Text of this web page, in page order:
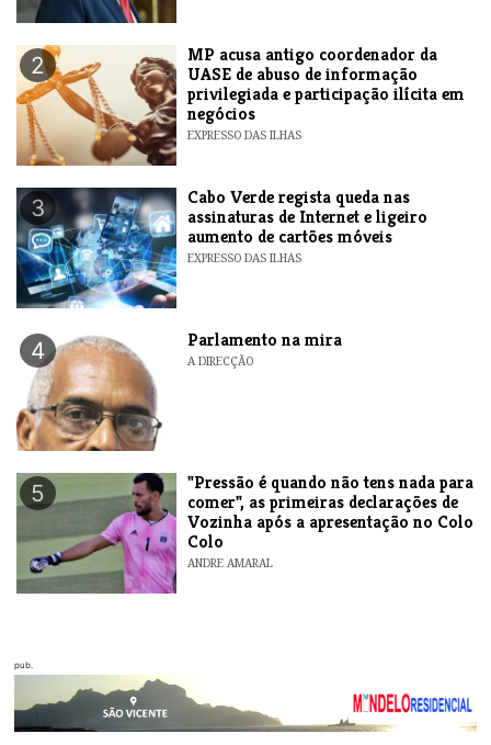
2
MP acusa antigo coordenador da
UASE de abuso de informação
privilegiada e participação ilícita em
negócios
EXPRESSO DAS ILHAS
3
Cabo Verde regista queda nas
assinaturas de Internet e ligeiro
aumento de cartões móveis
EXPRESSO DAS ILHAS
4 Parlamento na mira
A DIRECÇÃO
5
"Pressão é quando não tens nada para
comer", as primeiras declarações de
Vozinha após a apresentação no Colo
Colo
ANDRE AMARAL
pub.